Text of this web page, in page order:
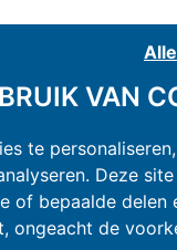
VAN
te
Deze
of bepaalde delen
ongeacht de